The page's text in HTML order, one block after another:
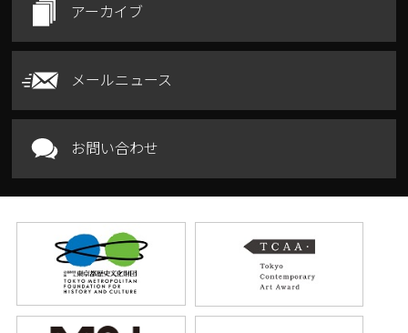
アーカイブ
メールニュース
お問い合わせ